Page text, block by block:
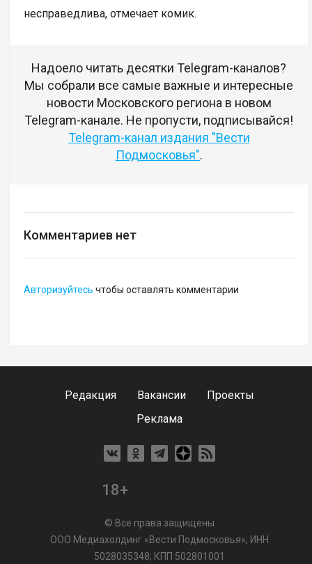
несправедлива, отмечает комик.
Надоело читать десятки Telegram-каналов?
Мы собрали все самые важные и интересные
новости Московского региона в новом
Telegram-канале. Не пропусти, подписывайся!
Telegram-канал издания "Вести
Подмосковья".
Комментариев нет
Авторизуйтесь чтобы оставлять комментарии
Редакция Вакансии
Проекты
Реклама
18+
© Все права защищены
ООО Медиахолдинг «Вести Подмосковья», ИНН
5028035348; КПП 502801001